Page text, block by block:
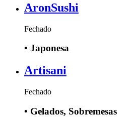
AronSushi
Fechado
• Japonesa
Artisani
Fechado
• Gelados, Sobremesas